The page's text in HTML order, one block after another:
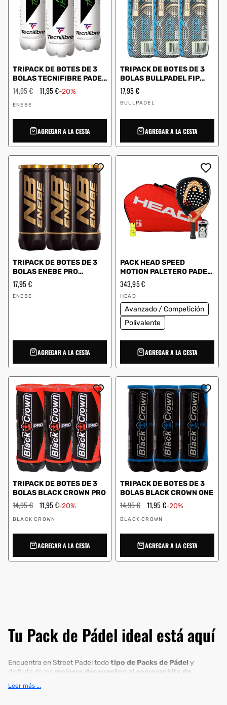
TRIPACK DE BOTES DE 3
BOLAS TECNIFIBRE PADEL
TEAM
Precio
habitual
14,95 € Precio
de
11,95 €-20%
Proveedor:
ENEBE
AGREGAR A LA CESTA
TRIPACK DE BOTES DE 3
BOLAS BULLPADEL FIP
NEXT PRO
Precio
habitual
17,95 €
Proveedor:
BULLPADEL
AGREGAR A LA CESTA
TRIPACK DE BOTES DE 3
BOLAS ENEBE PRO
BOUNCE S
Precio
habitual
17,95 €
Proveedor:
ENEBE
AGREGAR A LA CESTA
PACK HEAD SPEED
MOTION PALETERO PADEL
COMBI RED
Precio
habitual
343,95 €
Proveedor:
HEAD
Avanzado / Competición
Polivalente
AGREGAR A LA CESTA
TRIPACK DE BOTES DE 3
BOLAS BLACK CROWN PRO
Precio
habitual
14,95 € Precio
de
oferta
11,95 €-20%
Proveedor:
BLACK CROWN
AGREGAR A LA CESTA
TRIPACK DE BOTES DE 3
BOLAS BLACK CROWN ONE
Precio
habitual
14,95 € Precio
de
oferta
11,95 €-20%
Proveedor:
BLACK CROWN
AGREGAR A LA CESTA
Tu Pack de Pádel ideal está aquí
Encuentra en Street Padel todotipo de Packs de Pádely
disfruta de los mejores descuentos al comprar kits de
las mejores combinaciones entre nuestras ofertas,
Leer más ...